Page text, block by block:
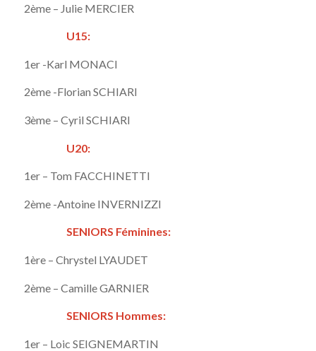
2ème – Julie MERCIER
U15:
1er -Karl MONACI
2ème -Florian SCHIARI
3ème – Cyril SCHIARI
U20:
1er – Tom FACCHINETTI
2ème -Antoine INVERNIZZI
SENIORS Féminines:
1ère – Chrystel LYAUDET
2ème – Camille GARNIER
SENIORS Hommes:
1er – Loic SEIGNEMARTIN